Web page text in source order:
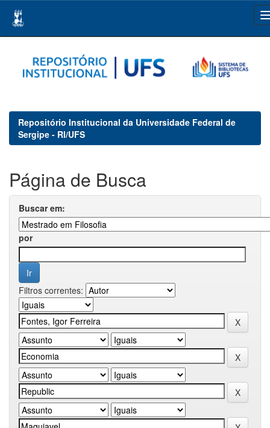
navigation
Repositório Institucional da Universidade Federal de
Sergipe - RI/UFS
Página de Busca
Buscar em:
por
Filtros correntes: